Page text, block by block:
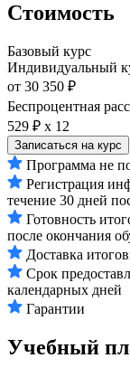
Стоимость
Базовый курс
Индивидуальный
от 30 350 ₽
Беспроцентная
529 ₽ х 12
Записаться на курс
Программа не
Регистрация
течение 30 дней
Готовность
после окончания
Доставка
Срок
календарных дней
Гарантии
Учебный